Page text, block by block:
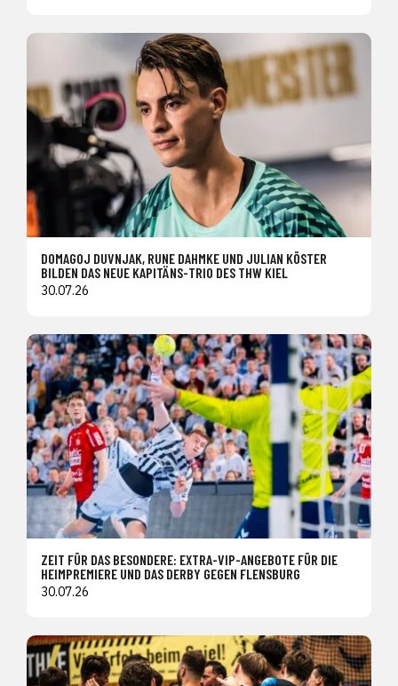
DOMAGOJ DUVNJAK, RUNE DAHMKE UND JULIAN KÖSTER
BILDEN DAS NEUE KAPITÄNS-TRIO DES THW KIEL
30.07.26
ZEIT FÜR DAS BESONDERE: EXTRA-VIP-ANGEBOTE FÜR DIE
HEIMPREMIERE UND DAS DERBY GEGEN FLENSBURG
30.07.26